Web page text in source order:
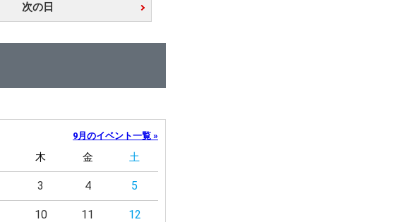
次の日
9月のイベント一覧 »
木 金 土
3 4 5
10 11 12